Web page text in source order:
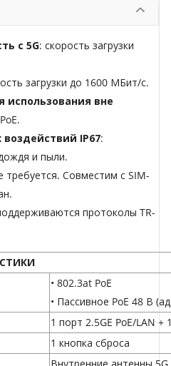
с 5G: скорость загрузки
загрузки до 1600 МБит/с.
использования вне
IP67:
и пыли.
требуется. Совместим с SIM-
протоколы TR-
• 802.3at PoE
• Пассивное PoE 48 В
1 порт 2.5GE PoE/LAN +
1 кнопка сброса